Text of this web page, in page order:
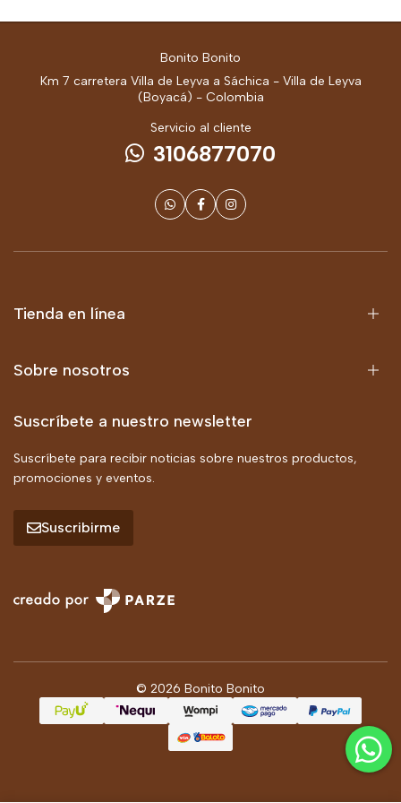
Bonito Bonito
Km 7 carretera Villa de Leyva a Sáchica - Villa de Leyva
(Boyacá) - Colombia
Servicio al cliente
3106877070
Tienda en línea
Sobre nosotros
Suscríbete a nuestro newsletter
Suscríbete para recibir noticias sobre nuestros productos,
promociones y eventos.
Suscribirme
© 2026 Bonito Bonito